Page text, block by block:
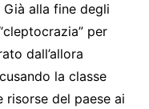
alla fine degli
per
dall’allora
la classe
risorse del paese ai